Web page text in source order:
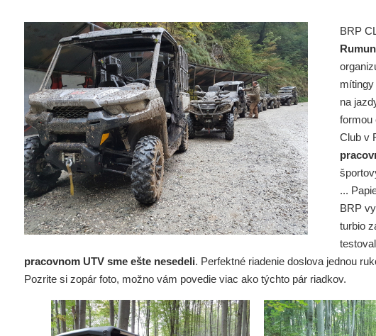
BRP
na
formou
Club v
...
BRP
turbio
pracovnom UTV sme ešte nesedeli. Perfektné riadenie doslova jednou
Pozrite si zopár foto, možno vám povedie viac ako týchto pár riadkov.